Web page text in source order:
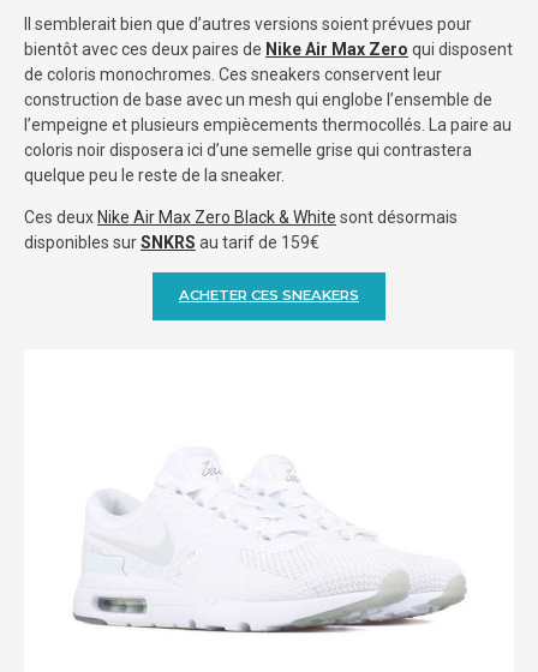
Il semblerait bien que d’autres versions soient prévues pour
bientôt avec ces deux paires de Nike Air Max Zero qui disposent
de coloris monochromes. Ces sneakers conservent leur
construction de base avec un mesh qui englobe l’ensemble de
l’empeigne et plusieurs empiècements thermocollés. La paire au
coloris noir disposera ici d’une semelle grise qui contrastera
quelque peu le reste de la sneaker.
Ces deux Nike Air Max Zero Black & White sont désormais
disponibles surSNKRS au tarif de 159€
ACHETER CES SNEAKERS